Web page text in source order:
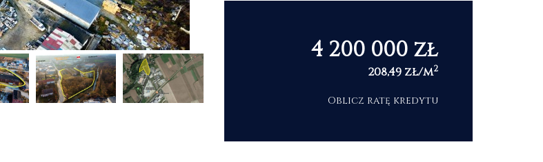
4 200 000 zł
208,49 zł/m2
Oblicz ratę kredytu